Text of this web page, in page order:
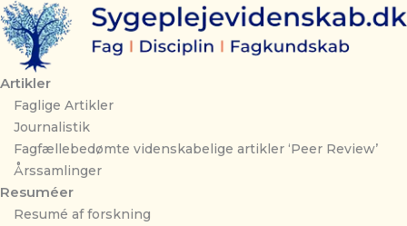
Gå
til
indholdet
Artikler
Faglige Artikler
Journalistik
Fagfællebedømte videnskabelige artikler ‘Peer Review’
Årssamlinger
Resuméer
Resumé af forskning